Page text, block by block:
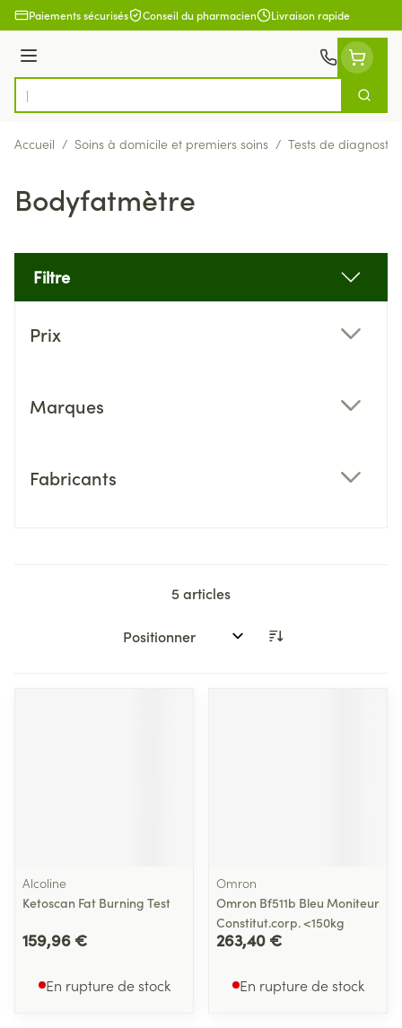
Aller au contenu
Paiements sécurisés Conseil du pharmacien Livraison rapide
Menu
Rechercher
Accueil / Soins à domicile et premiers soins / Tests de diagnostic
Bodyfatmètre
Filtre
Prix
Marques
Fabricants
5articles
Trier par:
Alcoline
Ketoscan Fat Burning Test
159,96 €
En rupture de stock
Omron
Omron Bf511b Bleu Moniteur
Constitut.corp. <150kg
263,40 €
En rupture de stock